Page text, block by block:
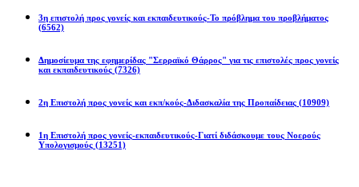
3η επιστολή προς γονείς και εκπαιδευτικούς-Το πρόβλημα του προβλήματος
(6562)
Δημοσίευμα της εφημερίδας "Σερραϊκό Θάρρος" για τις επιστολές προς γονείς
και εκπαιδευτικούς (7326)
2η Eπιστολή προς γονείς και εκπ/κούς-Διδασκαλία της Προπαίδειας (10909)
1η Επιστολή προς γονείς-εκπαιδευτικούς-Γιατί διδάσκουμε τους Νοερούς
Υπολογισμούς (13251)